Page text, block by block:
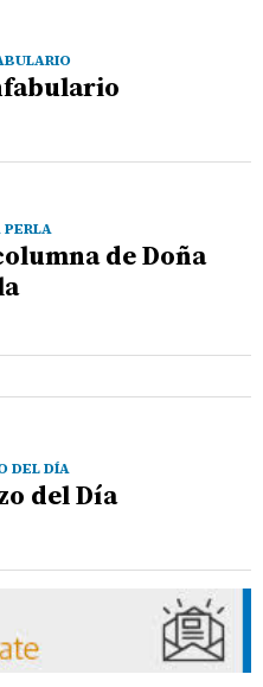
PERLA
de Doña
DEL DÍA
del Día